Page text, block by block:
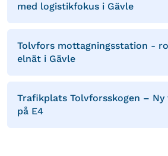
med logistikfokus i Gävle
Tolvfors mottagningsstation -
elnät i Gävle
Trafikplats Tolvforsskogen –
på E4